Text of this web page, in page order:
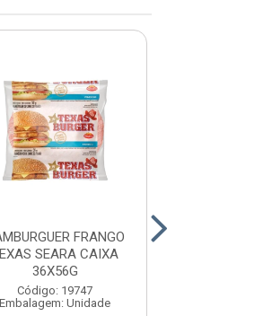
FRANGO
SEARA CAIXA
36X56G
Código: 19747
Embalagem: Unidade